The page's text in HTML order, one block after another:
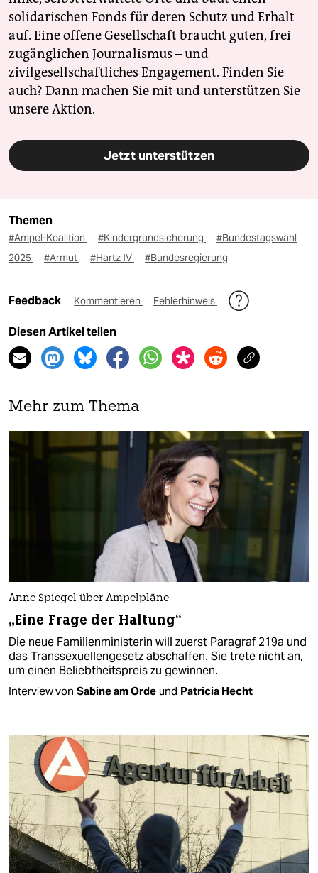
solidarischen Fonds für deren Schutz und Erhalt
auf. Eine offene Gesellschaft braucht guten, frei
zugänglichen Journalismus – und
zivilgesellschaftliches Engagement. Finden Sie
auch? Dann machen Sie mit und unterstützen Sie
unsere Aktion.
Jetzt unterstützen
Themen
#Ampel-Koalition #Kindergrundsicherung
#Bundestagswahl
2025
#Armut #Hartz IV #Bundesregierung
Feedback Kommentieren Fehlerhinweis
Diesen Artikel teilen
Mehr zum Thema
Anne Spiegel über Ampelpläne
„Eine Frage der Haltung“
Die neue Familienministerin will zuerst Paragraf 219a und
das Transsexuellengesetz abschaffen. Sie trete nicht an,
um einen Beliebtheitspreis zu gewinnen.
Interview von Sabine am Orde und Patricia Hecht